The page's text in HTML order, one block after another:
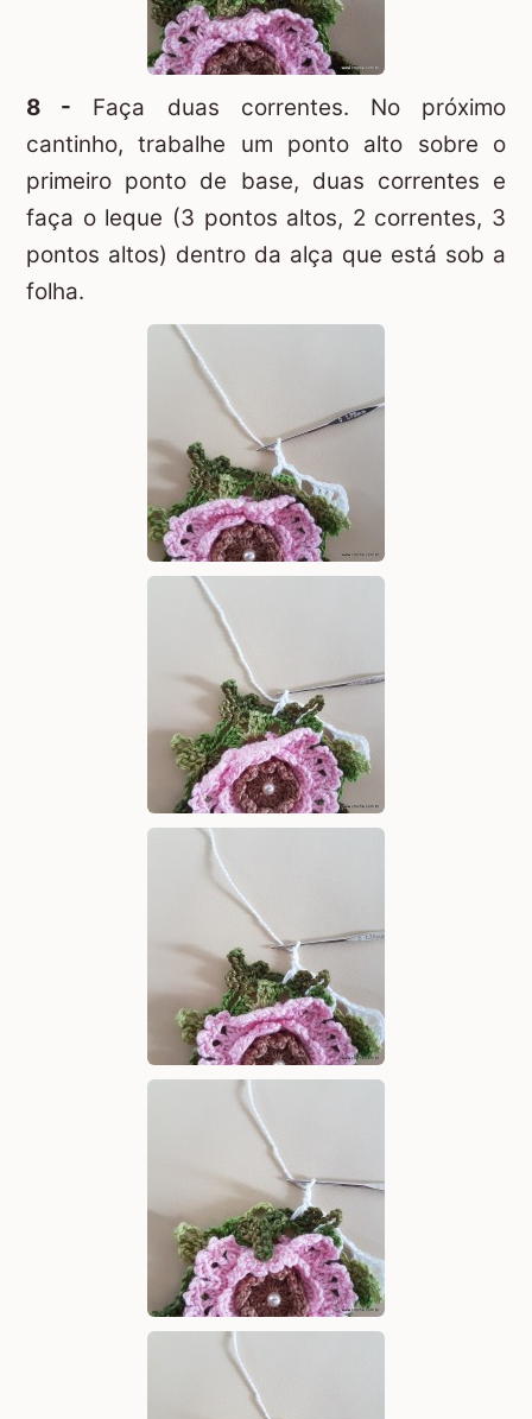
8 - Faça duas correntes. No próximo
cantinho, trabalhe um ponto alto sobre o
primeiro ponto de base, duas correntes e
faça o leque (3 pontos altos, 2 correntes, 3
pontos altos) dentro da alça que está sob a
folha.